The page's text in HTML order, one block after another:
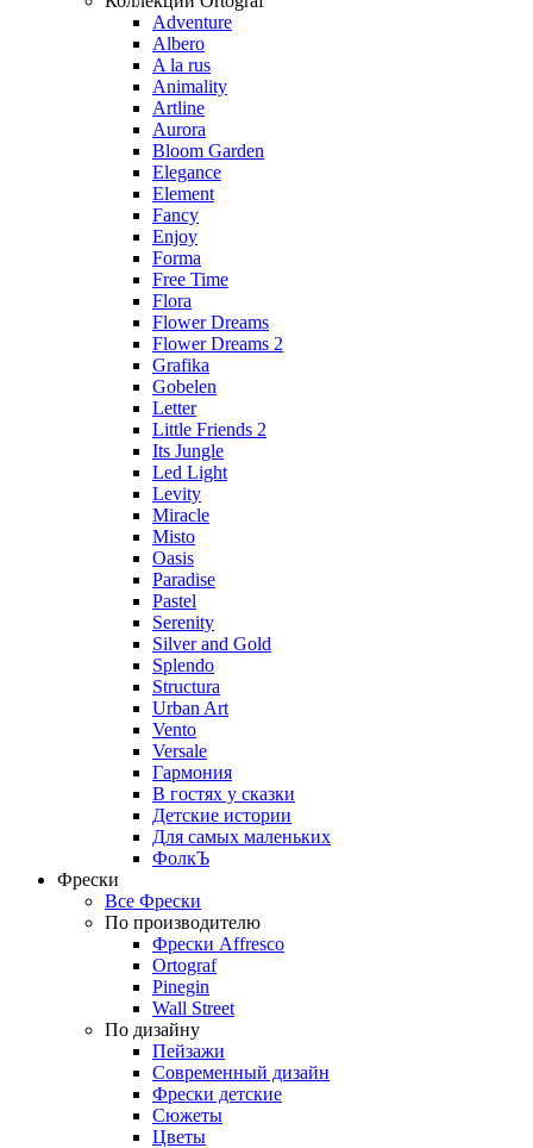
Adventure
Albero
A la rus
Animality
Artline
Aurora
Bloom Garden
Elegance
Element
Fancy
Enjoy
Forma
Free Time
Flora
Flower Dreams
Flower Dreams 2
Grafika
Gobelen
Letter
Little Friends 2
Its Jungle
Led Light
Levity
Miracle
Misto
Oasis
Paradise
Pastel
Serenity
Silver and Gold
Splendo
Structura
Urban Art
Vento
Versale
Гармония
В гостях у сказки
Детские истории
Для самых маленьких
ФолкЪ
Фрески
Все Фрески
По производителю
Фрески Affresco
Ortograf
Pinegin
Wall Street
По дизайну
Пейзажи
Современный дизайн
Фрески детские
Сюжеты
Цветы